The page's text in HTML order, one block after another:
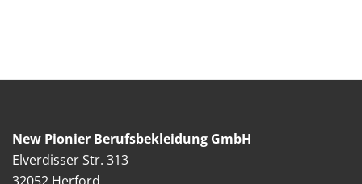
New Pionier Berufsbekleidung GmbH
Elverdisser Str. 313